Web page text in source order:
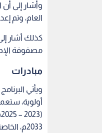
وأشار إلى
العام، وتم إعدادها
كذلك أشار
مصفوفة
مبادرات
ويأتي
أولوية،
2033م، الخاصة بالنمو وتوفير فرص العمل والاستثمار.